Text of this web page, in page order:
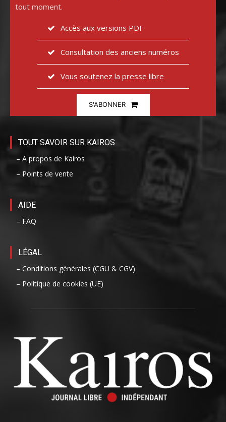
tout moment.
Accès aux versions PDF
Consultation des anciens numéros
Vous soutenez la presse libre
S'ABONNER
TOUT SAVOIR SUR KAIROS
– A propos de Kairos
– Points de vente
AIDE
– FAQ
LÉGAL
– Conditions générales (CGU & CGV)
– Politique de cookies (UE)